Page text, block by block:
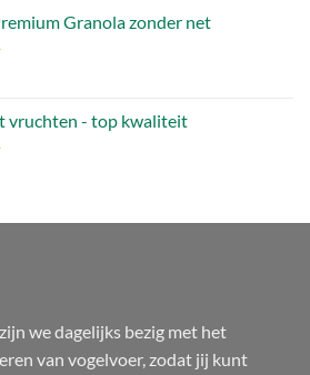
is:
Granola zonder net
vruchten - top kwaliteit
we dagelijks bezig met het
van vogelvoer, zodat jij kunt